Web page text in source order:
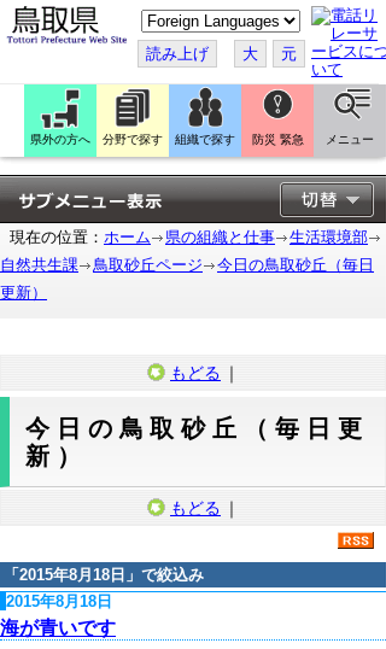
こ
の
ペ
ー
ジ
翻
訳
す
る
読み上げ 大 元
県外の方へ 分野で探す 組織で探す 防災 緊急 メニュー
現在の位置： ホーム 県の組織と仕事
生活環境部
自然共生課
鳥取砂丘ページ
今日の鳥取砂丘（毎日
更新）
もどる ｜
今日の鳥取砂丘（毎日更
新）
もどる ｜
「 2015年8月18日 」で絞込み
2015年8月18日
海が青いです